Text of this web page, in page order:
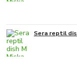
Sera reptil